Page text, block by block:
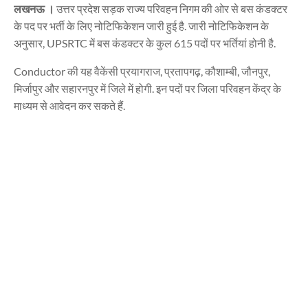
लखनऊ । उत्तर प्रदेश सड़क राज्य परिवहन निगम की ओर से बस कंडक्टर
के पद पर भर्ती के लिए नोटिफिकेशन जारी हुई है. जारी नोटिफिकेशन के
अनुसार, UPSRTC में बस कंडक्टर के कुल 615 पदों पर भर्तियां होनी है.
Conductor की यह वैकेंसी प्रयागराज, प्रतापगढ़, कौशाम्बी, जौनपुर,
मिर्जापुर और सहारनपुर में जिले में होगी. इन पदों पर जिला परिवहन केंद्र के
माध्यम से आवेदन कर सकते हैं.